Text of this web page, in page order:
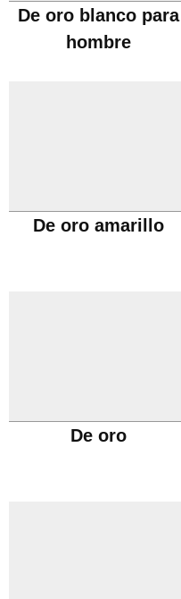
De oro blanco para
hombre
De oro amarillo
De oro